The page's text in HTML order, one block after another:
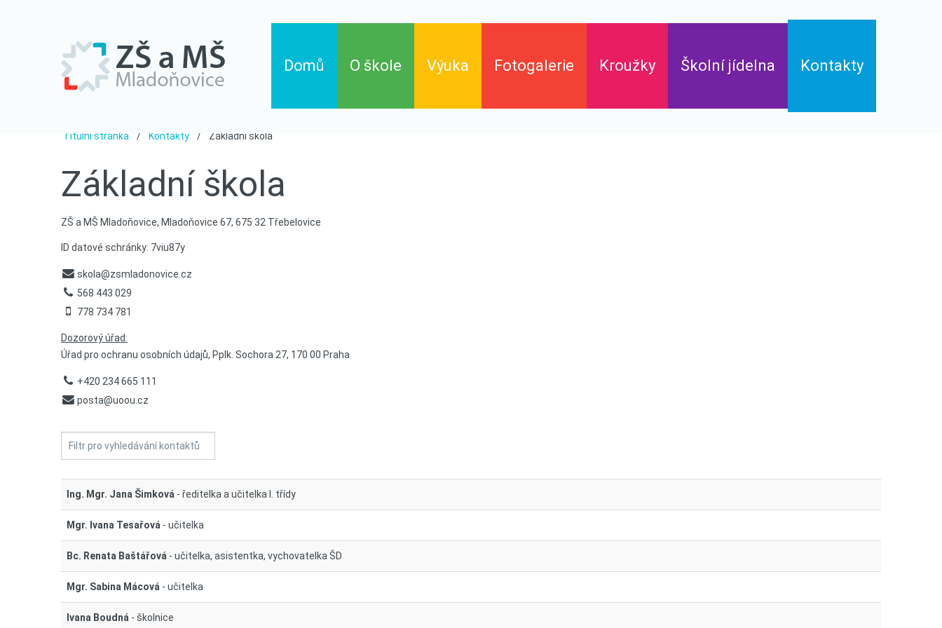
Domů O škole Výuka Fotogalerie Kroužky Školní jídelna Kontakty
Titulní stránka Kontakty Základní škola
Základní škola
ZŠ a MŠ Mladoňovice, Mladoňovice 67, 675 32 Třebelovice
ID datové schránky: 7viu87y
skola@zsmladonovice.cz
568 443 029
778 734 781
Dozorový úřad:
Úřad pro ochranu osobních údajů, Pplk. Sochora 27, 170 00 Praha
+420 234 665 111
posta@uoou.cz
Nezveřejněno
Filtrovat
pole
Ing. Mgr. Jana Šimková - ředitelka a učitelka I. třídy
Mgr. Ivana Tesařová - učitelka
Bc. Renata Baštářová - učitelka, asistentka, vychovatelka ŠD
Mgr. Sabina Mácová - učitelka
Ivana Boudná - školnice